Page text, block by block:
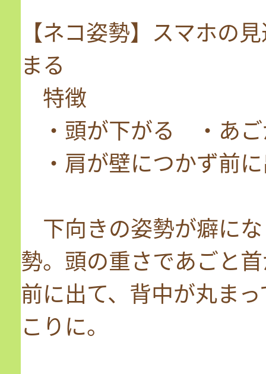
【ネコ姿勢】スマホの
まる
特徴
・頭が下がる ・あご
・肩が壁につかず前
下向きの姿勢が癖に
勢。頭の重さであ
前に出て、背中が丸ま
こりに。